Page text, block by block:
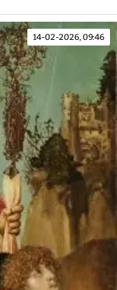
14-02-2026, 09:46